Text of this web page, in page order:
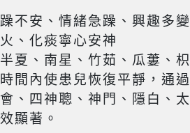
不安、情緒急躁、興趣多
、化痰寧心安神
夏、南星、竹茹、瓜蔞、
間內使患兒恢復平靜，通
、四神聰、神門、隱白、
顯著。